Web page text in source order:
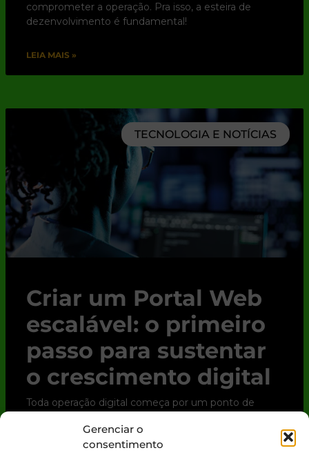
Gerenciar o
consentimento
comprometer a operação. Pra isso, a esteira de
dezenvolvimento é fundamental!
LEIA MAIS »
TECNOLOGIA E NOTÍCIAS
Criar um Portal Web
escalável: o primeiro
passo para sustentar
o crescimento digital
Toda operação digital começa por um ponto de
interno, esse ponto quase sempre é o Portal Web.
Trata-se de uma solução digital que